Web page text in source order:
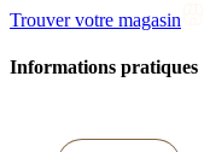
Trouver votre magasin
Informations pratiques